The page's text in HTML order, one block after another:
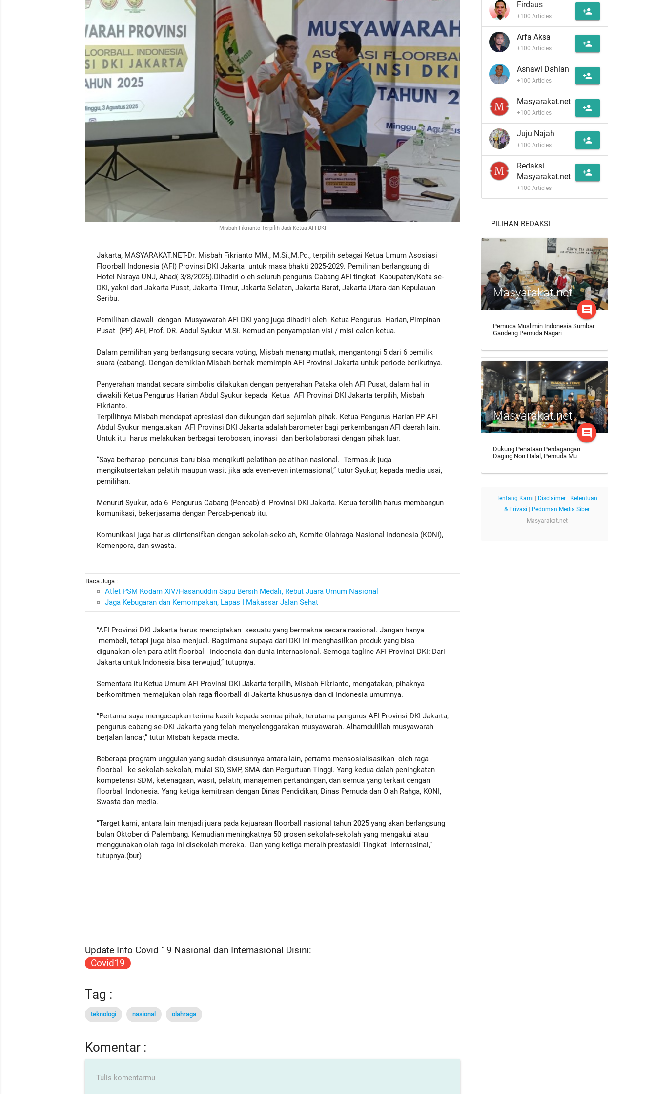
Misbah Fikrianto Terpilih Jadi Ketua AFI DKI
Jakarta, MASYARAKAT.NET-Dr. Misbah Fikrianto MM., M.Si.,M.Pd., terpilih sebagai Ketua Umum Asosiasi
Floorball Indonesia (AFI) Provinsi DKI Jakarta untuk masa bhakti 2025-2029. Pemilihan berlangsung di
Hotel Naraya UNJ, Ahad( 3/8/2025).Dihadiri oleh seluruh pengurus Cabang AFI tingkat Kabupaten/Kota se-
DKI, yakni dari Jakarta Pusat, Jakarta Timur, Jakarta Selatan, Jakarta Barat, Jakarta Utara dan Kepulauan
Seribu.
Pemilihan diawali dengan Musyawarah AFI DKI yang juga dihadiri oleh Ketua Pengurus Harian, Pimpinan
Pusat (PP) AFI, Prof. DR. Abdul Syukur M.Si. Kemudian penyampaian visi / misi calon ketua.
Dalam pemilihan yang berlangsung secara voting, Misbah menang mutlak, mengantongi 5 dari 6 pemilik
suara (cabang). Dengan demikian Misbah berhak memimpin AFI Provinsi Jakarta untuk periode berikutnya.
Penyerahan mandat secara simbolis dilakukan dengan penyerahan Pataka oleh AFI Pusat, dalam hal ini
diwakili Ketua Pengurus Harian Abdul Syukur kepada Ketua AFI Provinsi DKI Jakarta terpilih, Misbah
Fikrianto.
Terpilihnya Misbah mendapat apresiasi dan dukungan dari sejumlah pihak. Ketua Pengurus Harian PP AFI
Abdul Syukur mengatakan AFI Provinsi DKI Jakarta adalah barometer bagi perkembangan AFI daerah lain.
Untuk itu harus melakukan berbagai terobosan, inovasi dan berkolaborasi dengan pihak luar.
“Saya berharap pengurus baru bisa mengikuti pelatihan-pelatihan nasional. Termasuk juga
mengikutsertakan pelatih maupun wasit jika ada even-even internasional,” tutur Syukur, kepada media usai,
pemilihan.
Menurut Syukur, ada 6 Pengurus Cabang (Pencab) di Provinsi DKI Jakarta. Ketua terpilih harus membangun
komunikasi, bekerjasama dengan Percab-pencab itu.
Komunikasi juga harus diintensifkan dengan sekolah-sekolah, Komite Olahraga Nasional Indonesia (KONI),
Kemenpora, dan swasta.
Baca Juga :
Atlet PSM Kodam XIV/Hasanuddin Sapu Bersih Medali, Rebut Juara Umum Nasional
Jaga Kebugaran dan Kemompakan, Lapas I Makassar Jalan Sehat
“AFI Provinsi DKI Jakarta harus menciptakan sesuatu yang bermakna secara nasional. Jangan hanya
membeli, tetapi juga bisa menjual. Bagaimana supaya dari DKI ini menghasilkan produk yang bisa
digunakan oleh para atlit floorball Indoensia dan dunia internasional. Semoga tagline AFI Provinsi DKI: Dari
Jakarta untuk Indonesia bisa terwujud,” tutupnya.
Sementara itu Ketua Umum AFI Provinsi DKI Jakarta terpilih, Misbah Fikrianto, mengatakan, pihaknya
berkomitmen memajukan olah raga floorball di Jakarta khususnya dan di Indonesia umumnya.
“Pertama saya mengucapkan terima kasih kepada semua pihak, terutama pengurus AFI Provinsi DKI Jakarta,
pengurus cabang se-DKI Jakarta yang telah menyelenggarakan musyawarah. Alhamdulillah musyawarah
berjalan lancar,” tutur Misbah kepada media.
Beberapa program unggulan yang sudah disusunnya antara lain, pertama mensosialisasikan oleh raga
floorball ke sekolah-sekolah, mulai SD, SMP, SMA dan Pergurtuan Tinggi. Yang kedua dalah peningkatan
kompetensi SDM, ketenagaan, wasit, pelatih, manajemen pertandingan, dan semua yang terkait dengan
floorball Indonesia. Yang ketiga kemitraan dengan Dinas Pendidikan, Dinas Pemuda dan Olah Rahga, KONI,
Swasta dan media.
“Target kami, antara lain menjadi juara pada kejuaraan floorball nasional tahun 2025 yang akan berlangsung
bulan Oktober di Palembang. Kemudian meningkatnya 50 prosen sekolah-sekolah yang mengakui atau
menggunakan olah raga ini disekolah mereka. Dan yang ketiga meraih prestasidi Tingkat internasinal,”
tutupnya.(bur)
Update Info Covid 19 Nasional dan Internasional Disini:
Covid19
Tag :
teknologi nasional olahraga
Komentar :
Tulis komentarmu
Firdaus
+100 Articles person_add
Arfa Aksa
+100 Articles person_add
Asnawi Dahlan
+100 Articles person_add
Masyarakat.net
+100 Articles person_add
Juju Najah
+100 Articles person_add
Redaksi
Masyarakat.net
+100 Articles
person_add
PILIHAN REDAKSI
Masyarakat.net
comment
Pemuda Muslimin Indonesia Sumbar
Gandeng Pemuda Nagari
Masyarakat.net
comment
Dukung Penataan Perdagangan
Daging Non Halal, Pemuda Mu
Tentang Kami Disclaimer
Ketentuan
& Privasi
Pedoman Media Siber
Masyarakat.net